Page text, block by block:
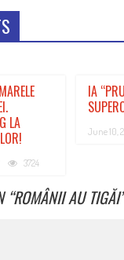
LA
3724
IA
June 10,
“ROMÂNII AU TIGĂI”